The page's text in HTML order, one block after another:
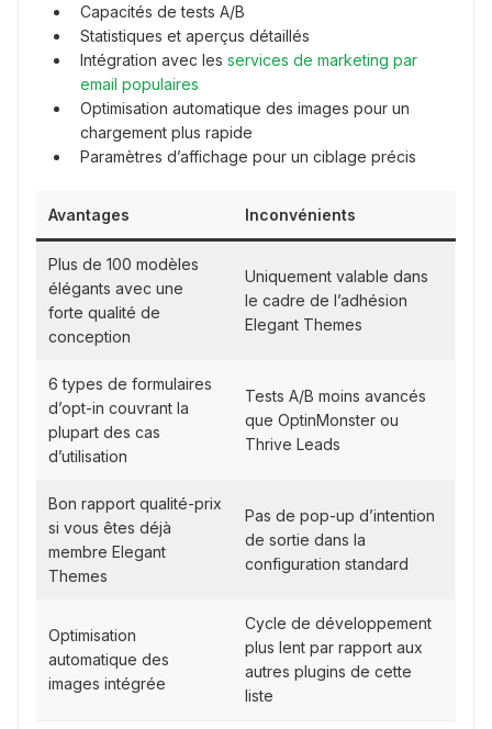
Capacités de tests A/B
Statistiques et aperçus détaillés
Intégration avec les services de marketing par
email populaires
Optimisation automatique des images pour un
chargement plus rapide
Paramètres d’affichage pour un ciblage précis
Avantages Inconvénients
Plus de 100 modèles
élégants avec une
forte qualité de
conception
Uniquement valable dans
le cadre de l’adhésion
Elegant Themes
6 types de formulaires
d’opt-in couvrant la
plupart des cas
d’utilisation
Tests A/B moins avancés
que OptinMonster ou
Thrive Leads
Bon rapport qualité-prix
si vous êtes déjà
membre Elegant
Themes
Pas de pop-up d’intention
de sortie dans la
configuration standard
Optimisation
automatique des
images intégrée
Cycle de développement
plus lent par rapport aux
autres plugins de cette
liste